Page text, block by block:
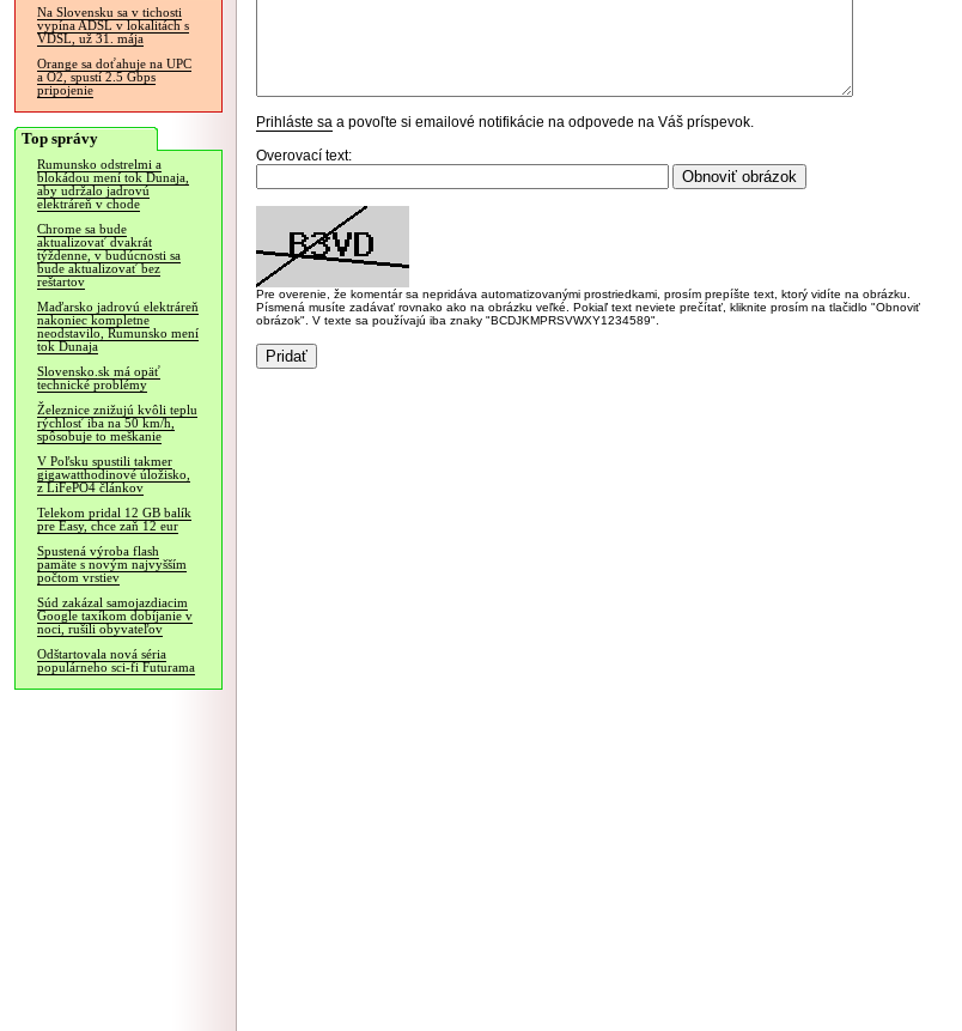
Na Slovensku sa v tichosti
vypína ADSL v lokalitách s
VDSL, už 31. mája
Orange sa doťahuje na UPC
a O2, spustí 2.5 Gbps
pripojenie
Top správy
Rumunsko odstrelmi a
blokádou mení tok Dunaja,
aby udržalo jadrovú
elektráreň v chode
Chrome sa bude
aktualizovať dvakrát
týždenne, v budúcnosti sa
bude aktualizovať bez
reštartov
Maďarsko jadrovú elektráreň
nakoniec kompletne
neodstavilo, Rumunsko mení
tok Dunaja
Slovensko.sk má opäť
technické problémy
Železnice znižujú kvôli teplu
rýchlosť iba na 50 km/h,
spôsobuje to meškanie
V Poľsku spustili takmer
gigawatthodinové úložisko,
z LiFePO4 článkov
Telekom pridal 12 GB balík
pre Easy, chce zaň 12 eur
Spustená výroba flash
pamäte s novým najvyšším
počtom vrstiev
Súd zakázal samojazdiacim
Google taxíkom dobíjanie v
noci, rušili obyvateľov
Odštartovala nová séria
populárneho sci-fi Futurama
Prihláste sa a povoľte si emailové notifikácie na odpovede na Váš príspevok.
Overovací text:
Pre overenie, že komentár sa nepridáva automatizovanými prostriedkami, prosím prepíšte text, ktorý vidíte na obrázku.
Písmená musíte zadávať rovnako ako na obrázku veľké. Pokiaľ text neviete prečítať, kliknite prosím na tlačidlo "Obnoviť
obrázok". V texte sa používajú iba znaky "BCDJKMPRSVWXY1234589".